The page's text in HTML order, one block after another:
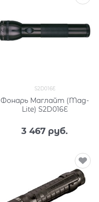
S2D016E
Фонарь Маглайт (Mag-
Lite) S2D016E
3 467 руб.